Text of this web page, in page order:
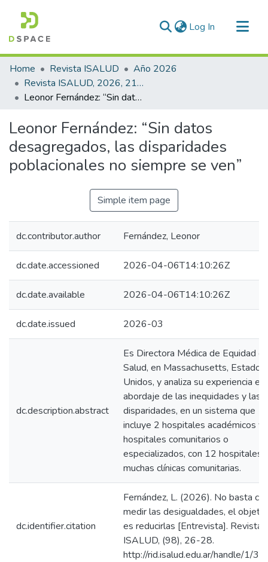
Log In (current)
Communities & Collections
All of DSpace
Statistics
Home Revista ISALUD
Año 2026
Revista ISALUD, 2026, 21(98)
Leonor Fernández: “Sin datos desagregados, las disparidades poblacionales no siempre se ven”
Leonor Fernández: “Sin datos
desagregados, las disparidades
poblacionales no siempre se ven”
Simple item page
dc.contributor.author Fernández, Leonor
dc.date.accessioned 2026-04-06T14:10:26Z
dc.date.available 2026-04-06T14:10:26Z
dc.date.issued 2026-03
dc.description.abstract
Es Directora Médica de Equidad en
Salud, en Massachusetts, Estados
Unidos, y analiza su experiencia en
abordaje de las inequidades y las
disparidades, en un sistema que
incluye 2 hospitales académicos y
hospitales comunitarios o
especializados, con 12 hospitales
muchas clínicas comunitarias.
dc.identifier.citation
Fernández, L. (2026). No basta
medir las desigualdades, el
es reducirlas [Entrevista]. Revista
ISALUD, (98), 26-28.
http://rid.isalud.edu.ar/handle/1/